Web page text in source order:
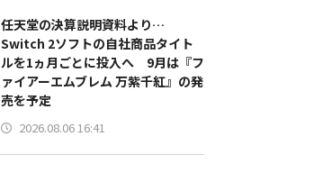
任天堂の決算説明資料より…
Switch 2ソフトの自社商品タイト
ルを1ヵ月ごとに投入へ 9月は『フ
ァイアーエムブレム 万紫千紅』の発
売を予定
2026.08.06 16:41